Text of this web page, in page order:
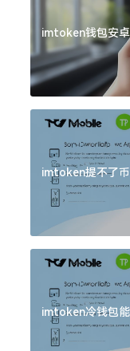
imtoken钱包安
imtoken提不了
imtoken冷钱包